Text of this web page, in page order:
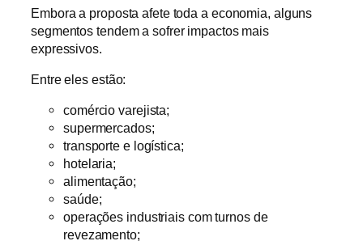
Embora a proposta afete toda a economia, alguns
segmentos tendem a sofrer impactos mais
expressivos.
Entre eles estão:
comércio varejista;
supermercados;
transporte e logística;
hotelaria;
alimentação;
saúde;
operações industriais com turnos de
revezamento;